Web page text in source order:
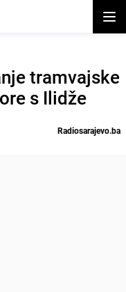
tramvajske
s Ilidže
Radiosarajevo.ba